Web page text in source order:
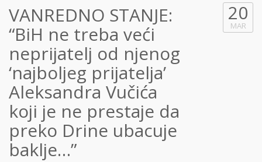
VANREDNO STANJE:
“BiH ne treba veći
neprijatelj od njenog
‘najboljeg prijatelja’
Aleksandra Vučića
koji je ne prestaje da
preko Drine ubacuje
baklje…”
20
MAR